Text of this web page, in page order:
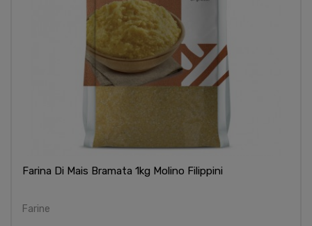
Farina Di Mais Bramata 1kg Molino Filippini
Farine